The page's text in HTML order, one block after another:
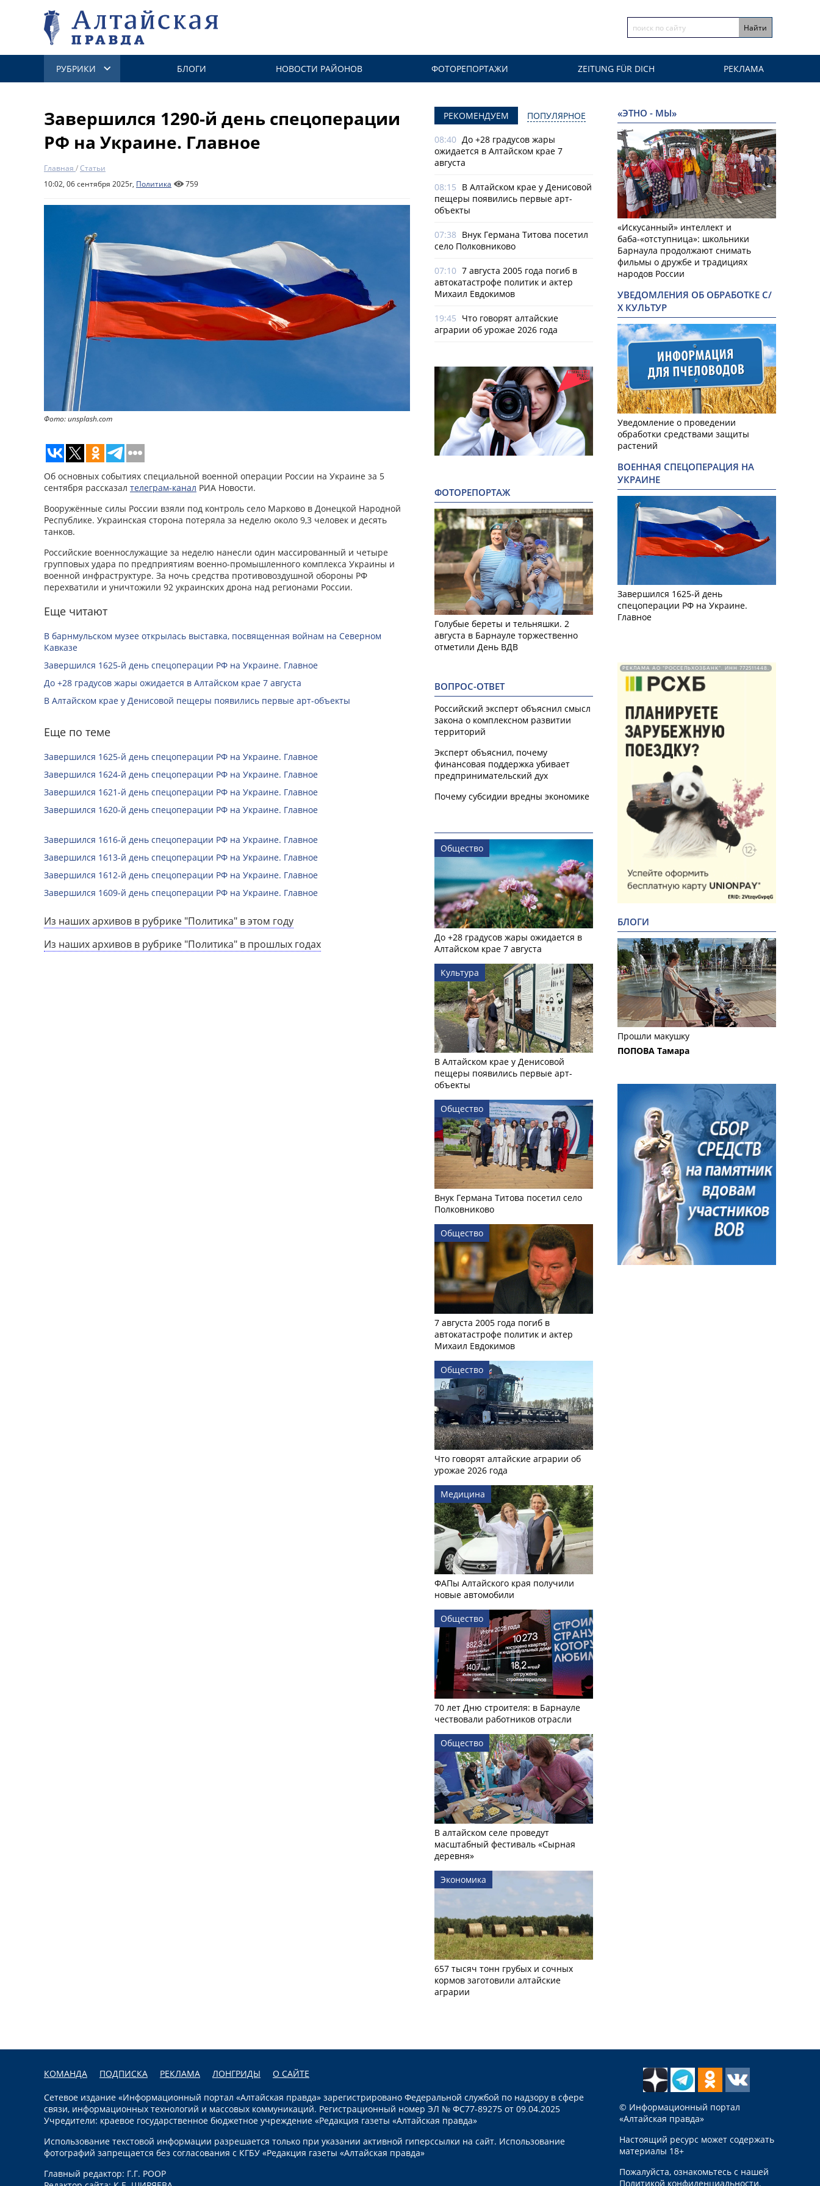
РУБРИКИ БЛОГИ НОВОСТИ РАЙОНОВ ФОТОРЕПОРТАЖИ ZEITUNG FÜR DICH РЕКЛАМА
Завершился 1290-й день спецоперации
РФ на Украине. Главное
Главная /Статьи
10:02, 06 сентября 2025г, Политика 759
Фото: unsplash.com
Об основных событиях специальной военной операции России на Украине за 5
сентября рассказал телеграм-канал РИА Новости.
Вооружённые силы России взяли под контроль село Марково в Донецкой Народной
Республике. Украинская сторона потеряла за неделю около 9,3 человек и десять
танков.
Российские военнослужащие за неделю нанесли один массированный и четыре
групповых удара по предприятиям военно-промышленного комплекса Украины и
военной инфраструктуре. За ночь средства противовоздушной обороны РФ
перехватили и уничтожили 92 украинских дрона над регионами России.
Еще читают
В барнмульском музее открылась выставка, посвященная войнам на Северном
Кавказе
Завершился 1625-й день спецоперации РФ на Украине. Главное
До +28 градусов жары ожидается в Алтайском крае 7 августа
В Алтайском крае у Денисовой пещеры появились первые арт-объекты
Еще по теме
Завершился 1625-й день спецоперации РФ на Украине. Главное
Завершился 1624-й день спецоперации РФ на Украине. Главное
Завершился 1621-й день спецоперации РФ на Украине. Главное
Завершился 1620-й день спецоперации РФ на Украине. Главное
Завершился 1616-й день спецоперации РФ на Украине. Главное
Завершился 1613-й день спецоперации РФ на Украине. Главное
Завершился 1612-й день спецоперации РФ на Украине. Главное
Завершился 1609-й день спецоперации РФ на Украине. Главное
Из наших архивов в рубрике "Политика" в этом году
Из наших архивов в рубрике "Политика" в прошлых годах
РЕКОМЕНДУЕМ ПОПУЛЯРНОЕ
08:40 До +28 градусов жары
ожидается в Алтайском крае 7
августа
08:15 В Алтайском крае у Денисовой
пещеры появились первые арт-
объекты
07:38 Внук Германа Титова посетил
село Полковниково
07:10 7 августа 2005 года погиб в
автокатастрофе политик и актер
Михаил Евдокимов
19:45 Что говорят алтайские
аграрии об урожае 2026 года
ФОТОРЕПОРТАЖ
Голубые береты и тельняшки. 2
августа в Барнауле торжественно
отметили День ВДВ
ВОПРОС-ОТВЕТ
Российский эксперт объяснил смысл
закона о комплексном развитии
территорий
Эксперт объяснил, почему
финансовая поддержка убивает
предпринимательский дух
Почему субсидии вредны экономике
Общество
До +28 градусов жары ожидается в
Алтайском крае 7 августа
Культура
В Алтайском крае у Денисовой
пещеры появились первые арт-
объекты
Общество
Внук Германа Титова посетил село
Полковниково
Общество
7 августа 2005 года погиб в
автокатастрофе политик и актер
Михаил Евдокимов
Общество
Что говорят алтайские аграрии об
урожае 2026 года
Медицина
ФАПы Алтайского края получили
новые автомобили
Общество
70 лет Дню строителя: в Барнауле
чествовали работников отрасли
Общество
В алтайском селе проведут
масштабный фестиваль «Сырная
деревня»
Экономика
657 тысяч тонн грубых и сочных
кормов заготовили алтайские
аграрии
«ЭТНО - МЫ»
«Искусанный» интеллект и
баба-«отступница»: школьники
Барнаула продолжают снимать
фильмы о дружбе и традициях
народов России
УВЕДОМЛЕНИЯ ОБ ОБРАБОТКЕ С/
Х КУЛЬТУР
Уведомление о проведении
обработки средствами защиты
растений
ВОЕННАЯ СПЕЦОПЕРАЦИЯ НА
УКРАИНЕ
Завершился 1625-й день
спецоперации РФ на Украине.
Главное
РЕКЛАМА АО "РОССЕЛЬХОЗБАНК". ИНН 772511448.
БЛОГИ
Прошли макушку
ПОПОВА Тамара
КОМАНДА ПОДПИСКА РЕКЛАМА ЛОНГРИДЫ О САЙТЕ
Сетевое издание «Информационный портал «Алтайская правда» зарегистрировано Федеральной службой по надзору в сфере
связи, информационных технологий и массовых коммуникаций. Регистрационный номер ЭЛ № ФС77-89275 от 09.04.2025
Учредители: краевое государственное бюджетное учреждение «Редакция газеты «Алтайская правда»
Использование текстовой информации разрешается только при указании активной гиперссылки на сайт. Использование
фотографий запрещается без согласования с КГБУ «Редакция газеты «Алтайская правда»
Главный редактор: Г.Г. РООР
© Информационный портал
«Алтайская правда»
Настоящий ресурс может содержать
материалы 18+
Пожалуйста, ознакомьтесь с нашей
Политикой конфиденциальности.